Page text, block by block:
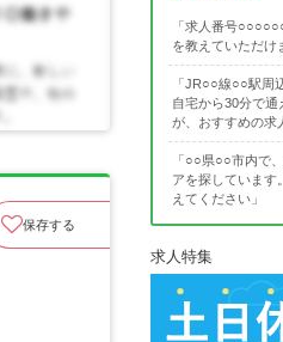
保存する
「求人番号
を教えていただけ
「JR○○線○○駅周
自宅から30分で
が、おすすめの求
「○○県○○市内で
アを探しています
えてください」
求人特集